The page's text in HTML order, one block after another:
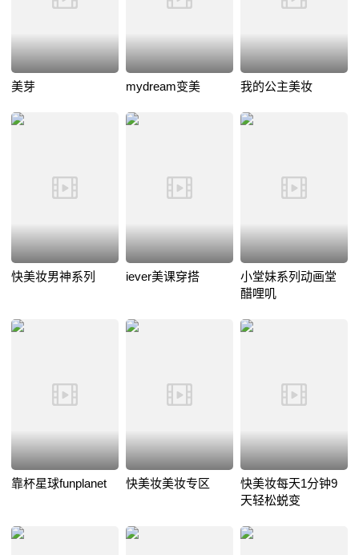
美芽 mydream变美 我的公主美妆
快美妆男神系列 iever美课穿搭
小堂妹系列动画堂
醋哩叽
靠杯星球funplanet 快美妆美妆专区
快美妆每天1分钟9
天轻松蜕变